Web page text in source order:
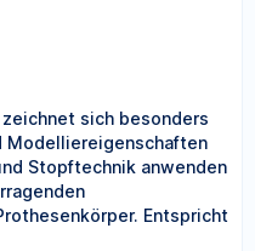
sich besonders
Modelliereigenschaften
Stopftechnik anwenden
Entspricht